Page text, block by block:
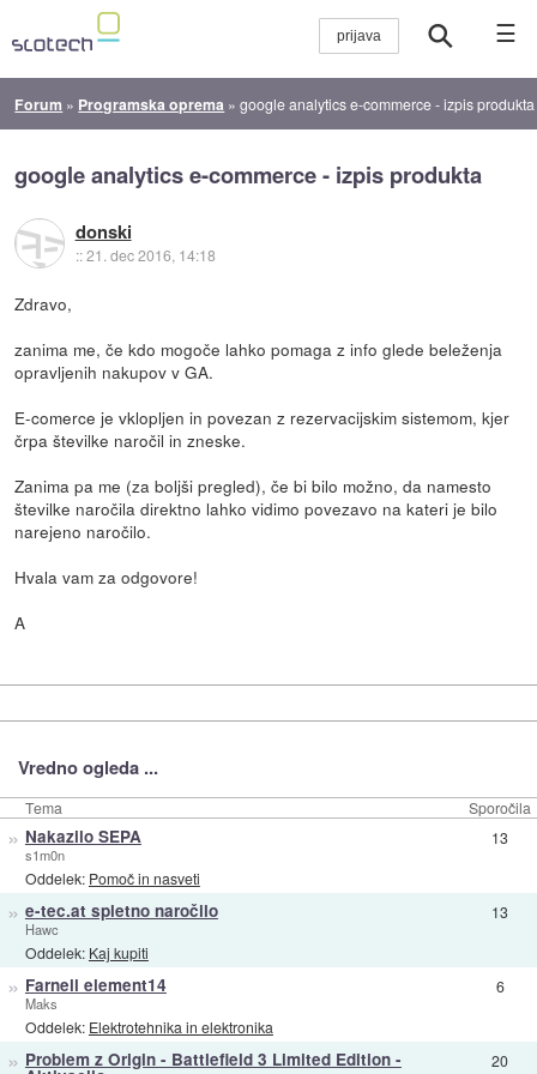
☰
Forum » Programska oprema »google analytics e-commerce - izpis produkta
google analytics e-commerce - izpis produkta
donski
::21. dec 2016, 14:18
Zdravo,
zanima me, če kdo mogoče lahko pomaga z info glede beleženja
opravljenih nakupov v GA.
E-comerce je vklopljen in povezan z rezervacijskim sistemom, kjer
črpa številke naročil in zneske.
Zanima pa me (za boljši pregled), če bi bilo možno, da namesto
številke naročila direktno lahko vidimo povezavo na kateri je bilo
narejeno naročilo.
Hvala vam za odgovore!
A
Vredno ogleda ...
Tema Sporočila
» Nakazilo SEPA
s1m0n
Oddelek: Pomoč in nasveti
13
» e-tec.at spletno naročilo
Hawc
Oddelek: Kaj kupiti
13
» Farnell element14
Maks
Oddelek: Elektrotehnika in elektronika
6
» Problem z Origin - Battlefield 3 Limited Edition - 20